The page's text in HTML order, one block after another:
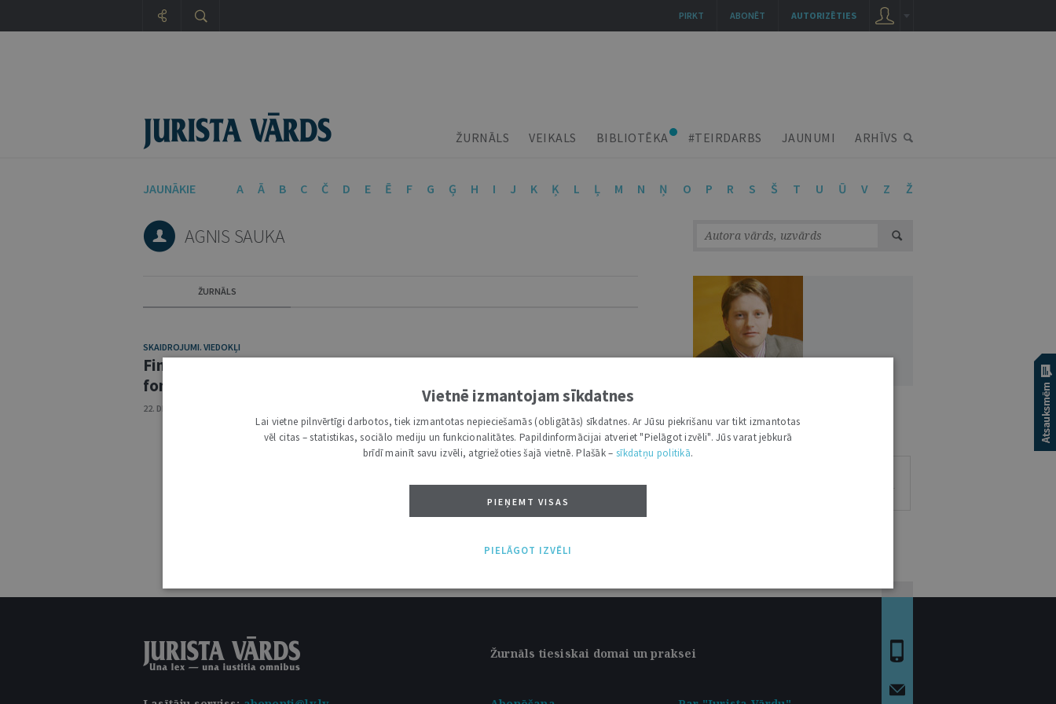
ŽURNĀLS VEIKALS BIBLIOTĒKA #TEIRDARBS JAUNUMI ARHĪVS
JAUNĀKIE A Ā B C Č D E Ē F G Ģ H I J K Ķ L Ļ M N Ņ O P R S Š T U Ū V Z Ž
AGNIS SAUKA
ŽURNĀLS
SKAIDROJUMI. VIEDOKĻI
Finanšu korekcijas un savstarpējā atbilstība lauksaimniecības
fondu jomā: Vispārējās tiesas judikatūra
22. DECEMBRIS 2020 • NR. 51/52 (1161/1162)
Žurnāls tiesiskai domai un praksei
AUTORIZĒTIES
ABONĒT
PIRKT
Vietnē izmantojam sīkdatnes
Lai vietne pilnvērtīgi darbotos, tiek izmantotas nepieciešamās (obligātās) sīkdatnes. Ar Jūsu piekrišanu var tikt izmantotas
vēl citas – statistikas, sociālo mediju un funkcionalitātes. Papildinformācijai atveriet "Pielāgot izvēli". Jūs varat jebkurā
brīdī mainīt savu izvēli, atgriežoties šajā vietnē. Plašāk – sīkdatņu politikā.
PIEŅEMT VISAS
PIELĀGOT IZVĒLI